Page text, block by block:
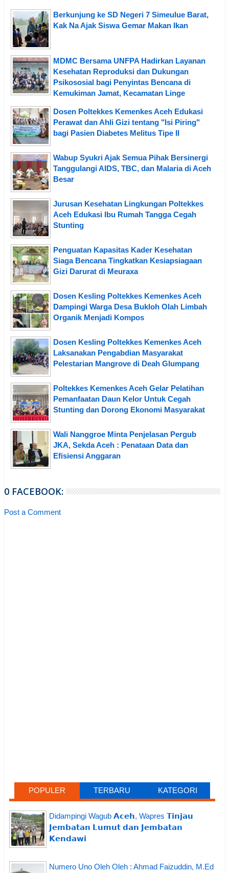
Berkunjung ke SD Negeri 7 Simeulue Barat,
Kak Na Ajak Siswa Gemar Makan Ikan
MDMC Bersama UNFPA Hadirkan Layanan
Kesehatan Reproduksi dan Dukungan
Psikososial bagi Penyintas Bencana di
Kemukiman Jamat, Kecamatan Linge
Dosen Poltekkes Kemenkes Aceh Edukasi
Perawat dan Ahli Gizi tentang "Isi Piring"
bagi Pasien Diabetes Melitus Tipe II
Wabup Syukri Ajak Semua Pihak Bersinergi
Tanggulangi AIDS, TBC, dan Malaria di Aceh
Besar
Jurusan Kesehatan Lingkungan Poltekkes
Aceh Edukasi Ibu Rumah Tangga Cegah
Stunting
Penguatan Kapasitas Kader Kesehatan
Siaga Bencana Tingkatkan Kesiapsiagaan
Gizi Darurat di Meuraxa
Dosen Kesling Poltekkes Kemenkes Aceh
Dampingi Warga Desa Bukloh Olah Limbah
Organik Menjadi Kompos
Dosen Kesling Poltekkes Kemenkes Aceh
Laksanakan Pengabdian Masyarakat
Pelestarian Mangrove di Deah Glumpang
Poltekkes Kemenkes Aceh Gelar Pelatihan
Pemanfaatan Daun Kelor Untuk Cegah
Stunting dan Dorong Ekonomi Masyarakat
Wali Nanggroe Minta Penjelasan Pergub
JKA, Sekda Aceh : Penataan Data dan
Efisiensi Anggaran
0 FACEBOOK:
Post a Comment
POPULER TERBARU KATEGORI
Didampingi Wagub 𝗔𝗰𝗲𝗵, Wapres 𝗧𝗶𝗻𝗷𝗮𝘂
𝗝𝗲𝗺𝗯𝗮𝘁𝗮𝗻 𝗟𝘂𝗺𝘂𝘁 𝗱𝗮𝗻 𝗝𝗲𝗺𝗯𝗮𝘁𝗮𝗻
𝗞𝗲𝗻𝗱𝗮𝘄𝗶
Numero Uno Oleh Oleh : Ahmad Faizuddin, M.Ed